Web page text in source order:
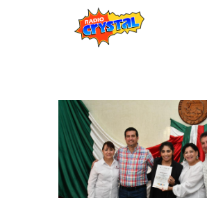
Estaciones
Eventos
Promociones
Noticias